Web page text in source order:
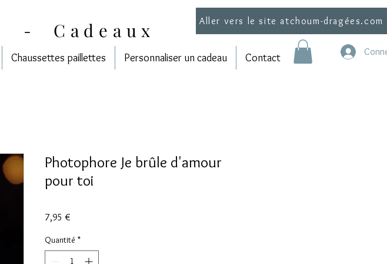
Chaussettes paillettes Personnaliser un cadeau Contact
- Cadeaux Aller vers le site atchoum-dragées.com
Photophore Je brûle d'amour
pour toi
7,95 €
Quantité *